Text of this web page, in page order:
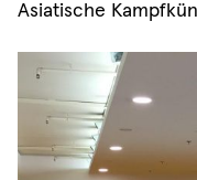
Asiatische